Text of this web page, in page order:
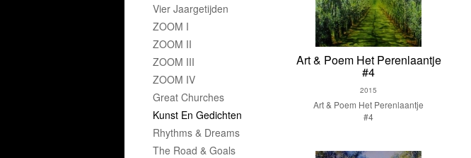
Art & Poem Het Perenlaantje
#4
2015
Art & Poem Het Perenlaantje
#4
Vier Jaargetijden
ZOOM I
ZOOM II
ZOOM III
ZOOM IV
Great Churches
Kunst En Gedichten
Rhythms & Dreams
The Road & Goals